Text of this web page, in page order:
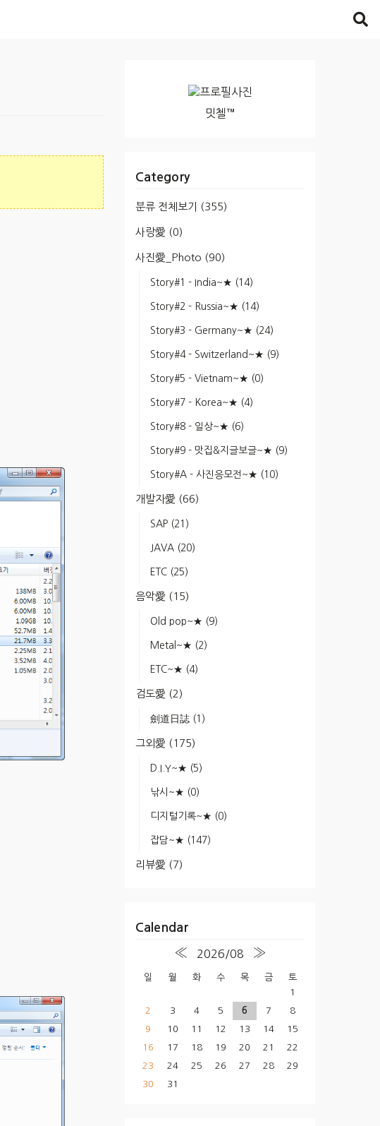
밋첼™
Category
분류 전체보기 (355)
사랑愛 (0)
사진愛_Photo (90)
Story#1 - India~★ (14)
Story#2 - Russia~★ (14)
Story#3 - Germany~★ (24)
Story#4 - Switzerland~★ (9)
Story#5 - Vietnam~★ (0)
Story#7 - Korea~★ (4)
Story#8 - 일상~★ (6)
Story#9 - 맛집&지글보글~★ (9)
Story#A - 사진응모전~★ (10)
개발자愛 (66)
SAP (21)
JAVA (20)
ETC (25)
음악愛 (15)
Old pop~★ (9)
Metal~★ (2)
ETC~★ (4)
검도愛 (2)
劍道日誌 (1)
그외愛 (175)
D.I.Y~★ (5)
낚시~★ (0)
디지털기록~★ (0)
잡담~★ (147)
리뷰愛 (7)
Calendar
« 2026/08 »
일 월 화 수 목 금
토
1
2
3 4 5 6 7
8
9
10 11 12 13 14
15
16
17 18 19 20 21
22
23
24 25 26 27 28
29
30
31